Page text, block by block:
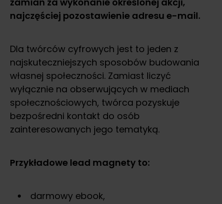
najczęściej pozostawienie adresu e-mail.
Dla twórców cyfrowych jest to jeden z
najskuteczniejszych sposobów budowania
własnej społeczności. Zamiast liczyć
wyłącznie na obserwujących w mediach
społecznościowych, twórca pozyskuje
bezpośredni kontakt do osób
zainteresowanych jego tematyką.
Przykładowe lead magnety to:
darmowy ebook,